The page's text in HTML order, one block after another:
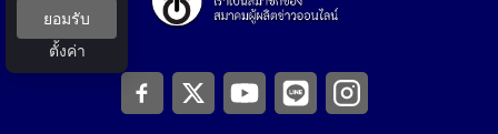
ยอมรับ
ตั้งค่า